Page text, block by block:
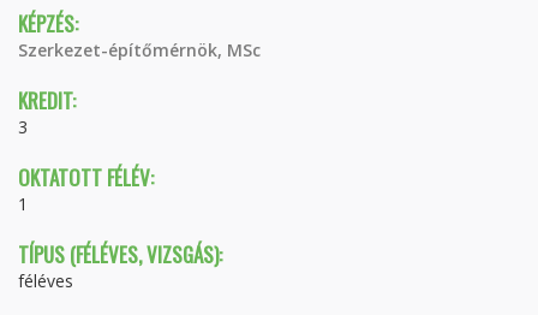
KÉPZÉS:
Szerkezet-építőmérnök, MSc
KREDIT:
3
OKTATOTT FÉLÉV:
1
TÍPUS (FÉLÉVES, VIZSGÁS):
féléves